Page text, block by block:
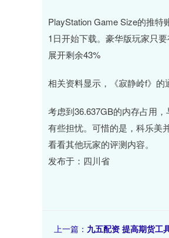
PlayStation Game Size的推
1日开始下载。豪华版玩家只
展开剩余43%
相关资料显示，《寂静岭f》的
考虑到36.637GB的内存占用
有些担忧。可惜的是，科乐美
看看其他玩家的评测内容。
发布于：四川省
上一篇： 九五配资 提高期货工